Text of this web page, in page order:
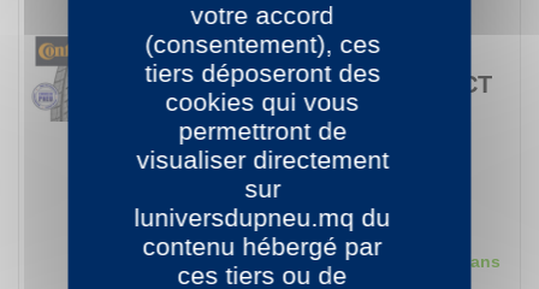
Continental
CONTIPREMIUMCONTACT
2
195/65 R15 91H
E, D B 71dB
Disponible sous 24/48 heures dans
votre accord
(consentement), ces
tiers déposeront des
cookies qui vous
permettront de
visualiser directement
sur
luniversdupneu.mq du
contenu hébergé par
ces tiers ou de